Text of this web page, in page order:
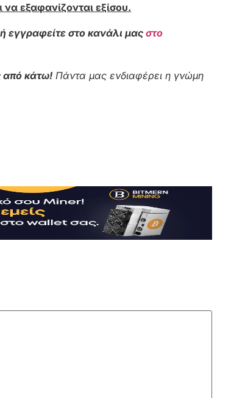
εξαφανίζονται εξίσου.
ή εγγραφείτε στο κανάλι μας στο
από κάτω! Πάντα μας ενδιαφέρει η γνώμη